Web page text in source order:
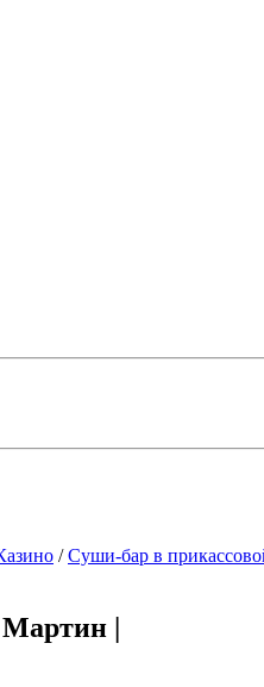
/Суши-бар в
Мартин |